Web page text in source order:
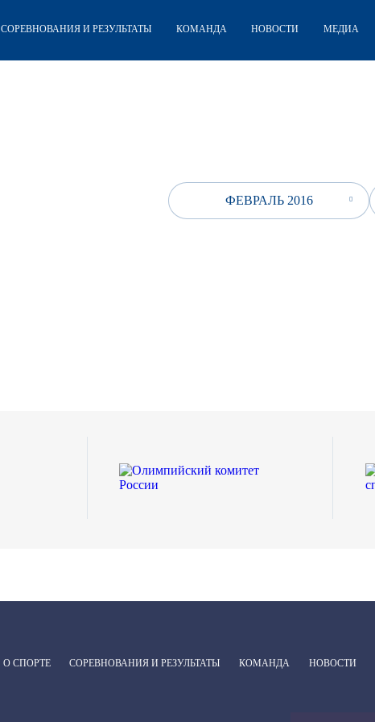
СОРЕВНОВАНИЯ И РЕЗУЛЬТАТЫ КОМАНДА НОВОСТИ МЕДИА
ФЕВРАЛЬ 2016
О СПОРТЕ СОРЕВНОВАНИЯ И РЕЗУЛЬТАТЫ КОМАНДА НОВОСТИ